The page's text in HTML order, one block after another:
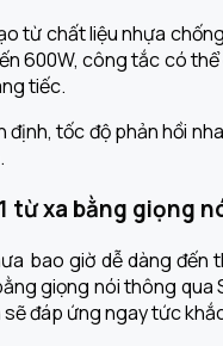
từ chất liệu nhựa
600W, công tắc có
tiếc.
tốc độ phản hồi
từ xa bằng giọng
bao giờ dễ dàng đến
giọng nói thông qua
đáp ứng ngay tức